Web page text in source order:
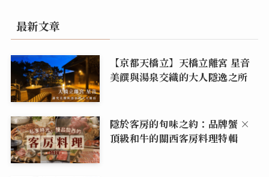
最新文章
【京都天橋立】天橋立離宮 星音
美饌與湯泉交織的大人隱逸之所
隱於客房的旬味之約：品牌蟹 ×
頂級和牛的關西客房料理特輯